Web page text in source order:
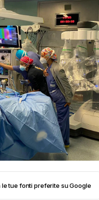
tue fonti preferite su Google